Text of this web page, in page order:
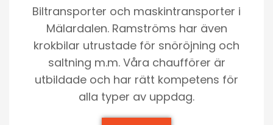
Biltransporter och maskintransporter i
Mälardalen. Ramströms har även
krokbilar utrustade för snöröjning och
saltning m.m. Våra chaufförer är
utbildade och har rätt kompetens för
alla typer av uppdag.